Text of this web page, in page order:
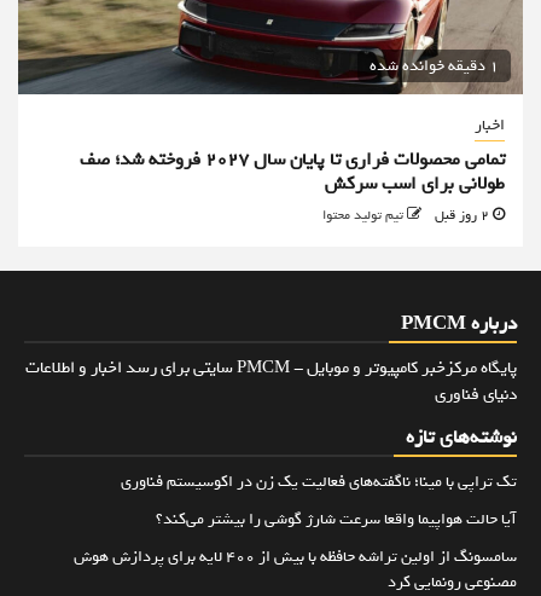
1 دقیقه خوانده شده
اخبار
تمامی محصولات فراری تا پایان سال ۲۰۲۷ فروخته شد؛ صف
طولانی برای اسب سرکش
تیم تولید محتوا
درباره PMCM
پایگاه مرکزخبر کامپیوتر و موبایل - PMCM سایتی برای رسد اخبار و اطلاعات
دنیای فناوری
نوشته‌های تازه
تک تراپی با مینا؛ ناگفته‌های فعالیت یک زن در اکوسیستم فناوری
آیا حالت هواپیما واقعا سرعت شارژ گوشی را بیشتر می‌کند؟
سامسونگ از اولین تراشه حافظه با بیش از ۴۰۰ لایه برای پردازش هوش
مصنوعی رونمایی کرد